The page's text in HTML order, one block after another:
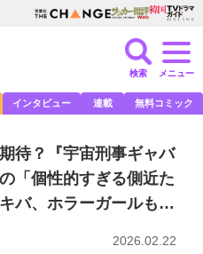
検索 メニュー
インタビュー 連載 無料コミック
待？『宇宙刑事ギャバ
「個性的すぎる側近た
バ、ホラーガールも…
2026.02.22